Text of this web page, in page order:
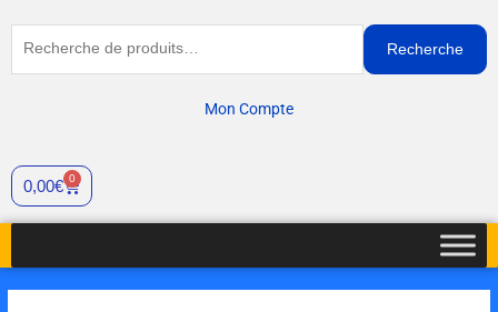
Recherche
Mon Compte
0,00€ 0
Cart